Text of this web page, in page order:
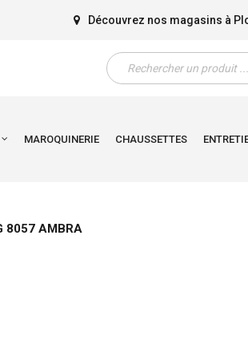
Découvrez nos magasins à
MAROQUINERIE CHAUSSETTES
8057 AMBRA